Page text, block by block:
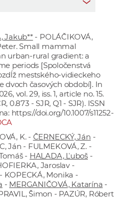
Jakub**- POLÁČIKOVÁ,
Small mammal
urban-rural gradient: a
periods [Spoločenstvá
mestského-vidieckeho
dvoch časových období]. In
vol. 29, iss. 1, article no. 15.
0.873 - SJR, Q1 - SJR). ISSN
https://doi.org/10.1007/s11252-
K. - ČERNECKÝ, Ján -
Ján - FULMEKOVÁ, Z. -
- HALADA, Ľuboš -
Jaroslav -
- KOPECKÁ, Monika -
- MERGANIČOVÁ, Katarína -
Šimon - PAZÚR, Róbert